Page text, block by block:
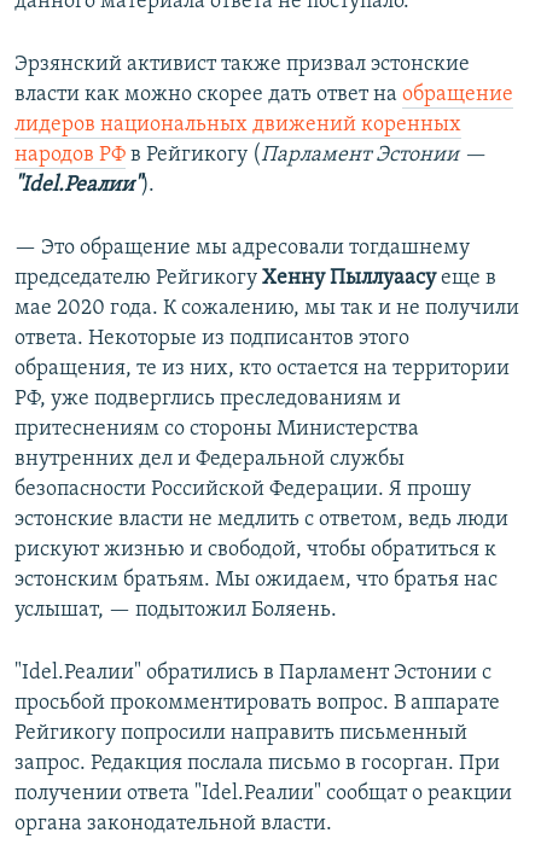
Эрзянский активист также призвал эстонские
власти как можно скорее дать ответ на обращение
лидеров национальных движений коренных
народов РФ в Рейгикогу (Парламент Эстонии —
"Idel.Реалии").
— Это обращение мы адресовали тогдашнему
председателю Рейгикогу Хенну Пыллуаасуеще в
мае 2020 года. К сожалению, мы так и не получили
ответа. Некоторые из подписантов этого
обращения, те из них, кто остается на территории
РФ, уже подверглись преследованиям и
притеснениям со стороны Министерства
внутренних дел и Федеральной службы
безопасности Российской Федерации. Я прошу
эстонские власти не медлить с ответом, ведь люди
рискуют жизнью и свободой, чтобы обратиться к
эстонским братьям. Мы ожидаем, что братья нас
услышат, — подытожил Боляень.
"Idel.Реалии" обратились в Парламент Эстонии с
просьбой прокомментировать вопрос. В аппарате
Рейгикогу попросили направить письменный
запрос. Редакция послала письмо в госорган. При
получении ответа "Idel.Реалии" сообщат о реакции
органа законодательной власти.